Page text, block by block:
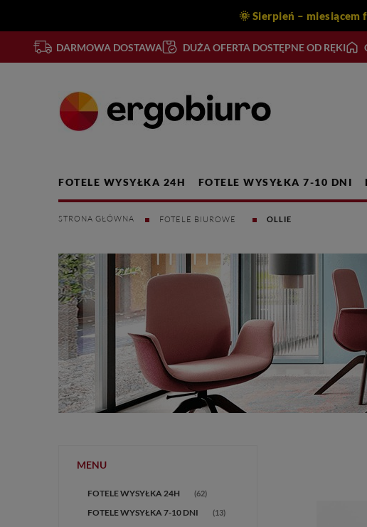
🌞 Sierpień –
DARMOWA DOSTAWA DUŻA OFERTA DOSTĘPNE OD RĘKI
FOTELE WYSYŁKA 24H FOTELE WYSYŁKA 7-10 DNI
FOTELE BIUROWE OLLIE
MENU
FOTELE WYSYŁKA 24H (62)
FOTELE WYSYŁKA 7-10 DNI (13)